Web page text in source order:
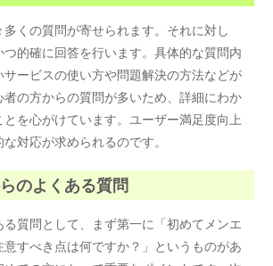
くの質問が寄せられます。それに対し
的確に回答を行います。具体的な質問内
ービスの使い方や問題解決の方法などが
の方からの質問が多いため、詳細にわか
とを心がけています。ユーザー満足度向上
対応が求められるのです。
のよくある質問
質問として、まず第一に「初めてメンエ
すべき点は何ですか？」というものがあ